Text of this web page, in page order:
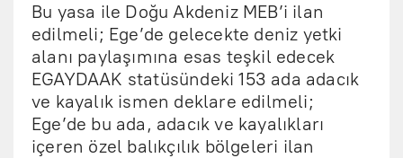
Bu yasa ile Doğu Akdeniz MEB’i ilan
edilmeli; Ege’de gelecekte deniz yetki
alanı paylaşımına esas teşkil edecek
EGAYDAAK statüsündeki 153 ada adacık
ve kayalık ismen deklare edilmeli;
Ege’de bu ada, adacık ve kayalıkları
içeren özel balıkçılık bölgeleri ilan